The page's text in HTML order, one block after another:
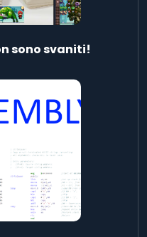
sono svaniti!